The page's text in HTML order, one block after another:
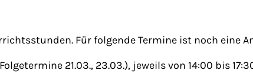
Für folgende Termine ist noch eine
21.03., 23.03.), jeweils von 14:00 bis